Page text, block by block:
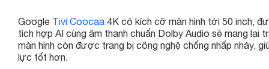
Google Tivi Coocaa 4K có kích cỡ màn hình tới 50 inch,
tích hợp AI cùng âm thanh chuẩn Dolby Audio sẽ mang lại
màn hình còn được trang bị công nghệ chống nhấp nháy,
lực tốt hơn.